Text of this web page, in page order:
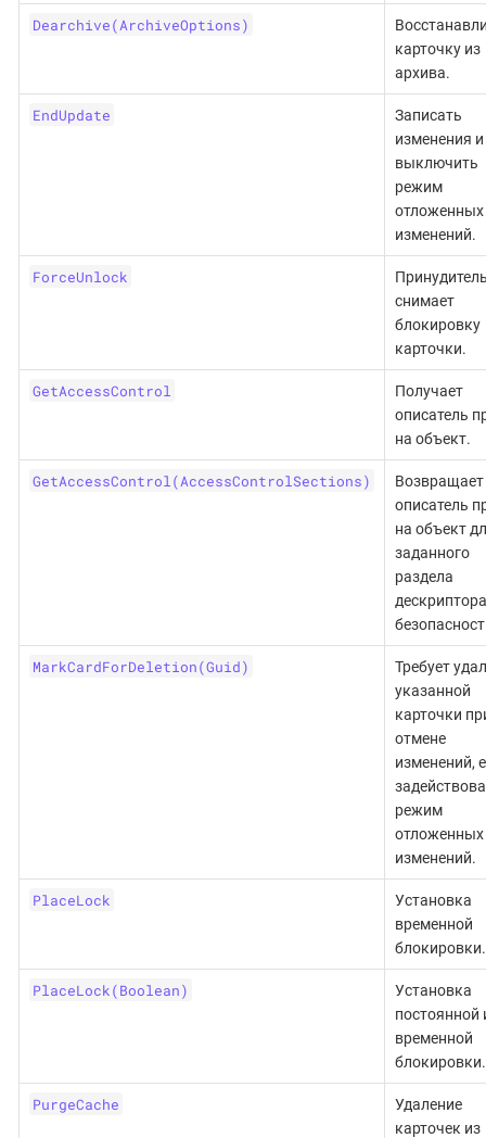
Dearchive(ArchiveOptions)
карточку из
архива.
EndUpdate
Записать
изменения и
выключить
режим
отложенных
изменений.
ForceUnlock
снимает
блокировку
карточки.
GetAccessControl
Получает
описатель
на объект.
GetAccessControl(AccessControlSections)
Возвращает
описатель
на объект
заданного
раздела
дескриптора
MarkCardForDeletion(Guid)
Требует
указанной
карточки
отмене
изменений,
режим
отложенных
изменений.
PlaceLock
Установка
временной
блокировки.
PlaceLock(Boolean)
Установка
постоянной
временной
блокировки.
PurgeCache
Удаление
карточек из